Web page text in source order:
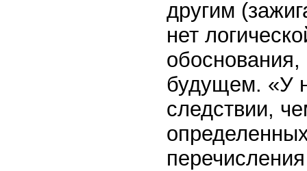
другим
нет
обоснования,
будущем. «У
следствии,